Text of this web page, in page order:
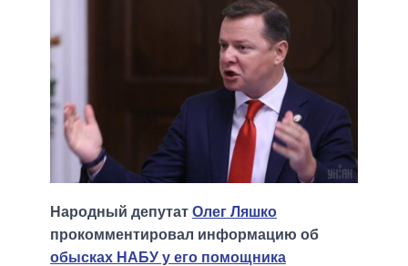
Народный депутат Олег Ляшко
прокомментировал информацию об
обысках НАБУ у его помощника